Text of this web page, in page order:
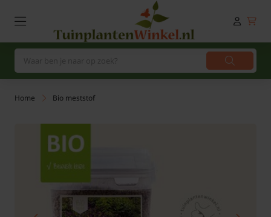
Home Bio meststof